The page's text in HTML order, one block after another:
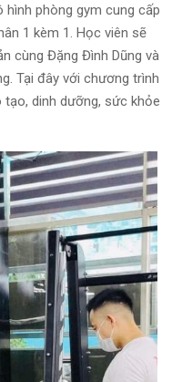
hình phòng gym cung cấp
1 kèm 1. Học viên sẽ
cùng Đặng Đình Dũng và
Tại đây với chương trình
dinh dưỡng, sức khỏe